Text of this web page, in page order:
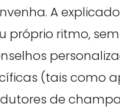
A
próprio ritmo,
(tais como
de